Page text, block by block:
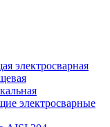
электросварная
электросварные